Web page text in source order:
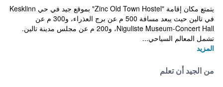
يتمتع مكان إقامة "Zinc Old Town Hostel" بموقع جيد في حي Kesklinn
في تالين حيث يبعد مسافة 500 م عن برج العذراء، و300 م عن
Niguliste Museum-Concert Hall، و200 م عن مجلس مدينة تالين.
تشمل المعالم السياحي...
المزيد
من الجيد أن تعلم